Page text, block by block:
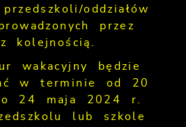
oddziałów
przez
kolejnością.
wakacyjny będzie
w terminie od 20
24 maja 2024 r.
lub szkole